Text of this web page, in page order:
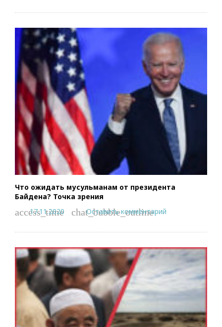
Что ожидать мусульманам от президента
Байдена? Точка зрения
access_time
17.11.2020 chat_bubble_outline
Оставить комментарий